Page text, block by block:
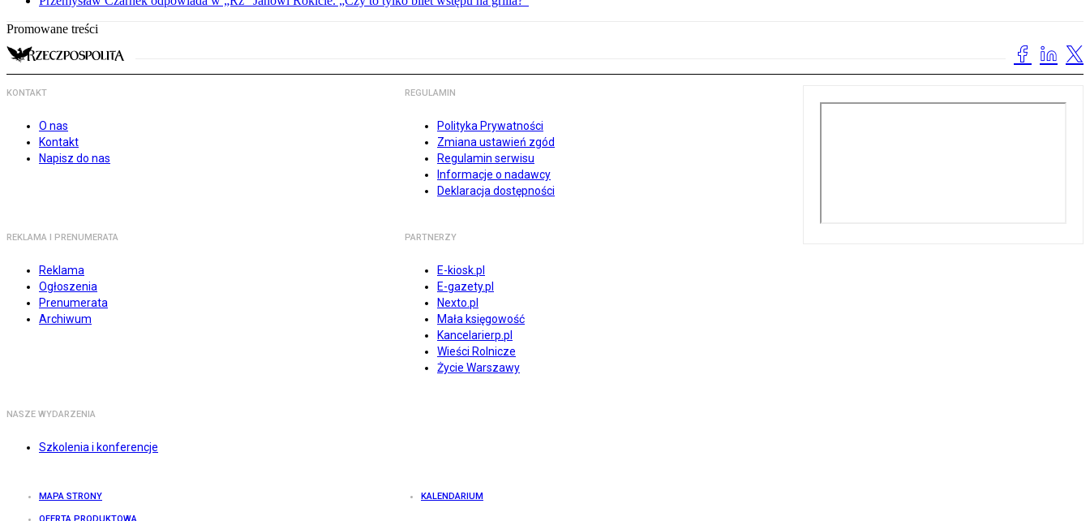
Promowane treści
KONTAKT
O nas
Kontakt
Napisz do nas
REGULAMIN
Polityka Prywatności
Zmiana ustawień zgód
Regulamin serwisu
Informacje o nadawcy
Deklaracja dostępności
REKLAMA I PRENUMERATA
Reklama
Ogłoszenia
Prenumerata
Archiwum
PARTNERZY
E-kiosk.pl
E-gazety.pl
Nexto.pl
Mała księgowość
Kancelarierp.pl
Wieści Rolnicze
Życie Warszawy
NASZE WYDARZENIA
Szkolenia i konferencje
MAPA STRONY KALENDARIUM